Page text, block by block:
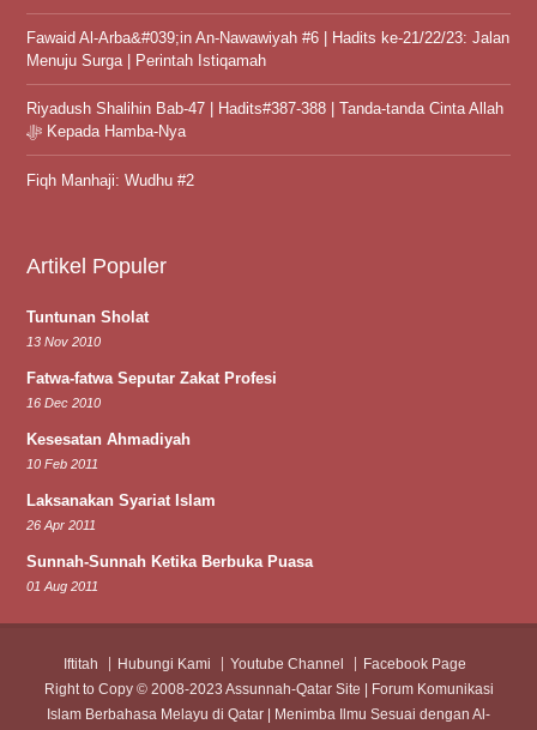
Fawaid Al-Arba&#039;in An-Nawawiyah #6 | Hadits ke-21/22/23: Jalan
Menuju Surga | Perintah Istiqamah
Riyadush Shalihin Bab-47 | Hadits#387-388 | Tanda-tanda Cinta Allah
ﷻ Kepada Hamba-Nya
Fiqh Manhaji: Wudhu #2
Artikel Populer
Tuntunan Sholat
13 Nov 2010
Fatwa-fatwa Seputar Zakat Profesi
16 Dec 2010
Kesesatan Ahmadiyah
10 Feb 2011
Laksanakan Syariat Islam
26 Apr 2011
Sunnah-Sunnah Ketika Berbuka Puasa
01 Aug 2011
Iftitah Hubungi Kami Youtube Channel
Facebook Page
Right to Copy © 2008-2023 Assunnah-Qatar Site | Forum Komunikasi
Islam Berbahasa Melayu di Qatar | Menimba Ilmu Sesuai dengan Al-